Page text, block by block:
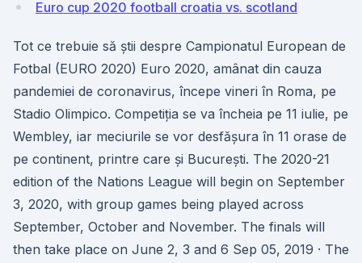
Euro cup 2020 football croatia vs. scotland
Tot ce trebuie să știi despre Campionatul European de
Fotbal (EURO 2020) Euro 2020, amânat din cauza
pandemiei de coronavirus, începe vineri în Roma, pe
Stadio Olimpico. Competiția se va încheia pe 11 iulie, pe
Wembley, iar meciurile se vor desfășura în 11 orase de
pe continent, printre care și București. The 2020-21
edition of the Nations League will begin on September
3, 2020, with group games being played across
September, October and November. The finals will
then take place on June 2, 3 and 6 Sep 05, 2019 · The